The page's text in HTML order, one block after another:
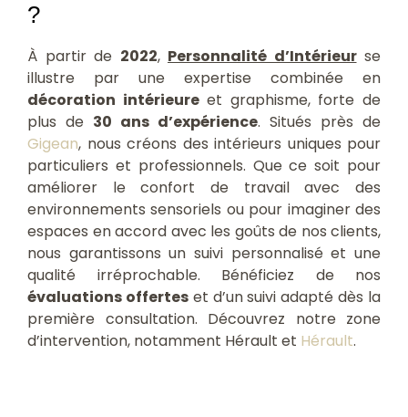
?
À partir de 2022, Personnalité d’Intérieurse
illustre par une expertise combinée en
décoration intérieureet graphisme, forte de
plus de 30 ans d’expérience. Situés près de
Gigean, nous créons des intérieurs uniques pour
particuliers et professionnels. Que ce soit pour
améliorer le confort de travail avec des
environnements sensoriels ou pour imaginer des
espaces en accord avec les goûts de nos clients,
nous garantissons un suivi personnalisé et une
qualité irréprochable. Bénéficiez de nos
évaluations offerteset d’un suivi adapté dès la
première consultation. Découvrez notre zone
d’intervention, notamment Hérault et Hérault.